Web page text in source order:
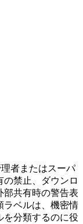
者またはスーパ
禁止、ダウンロ
部共有時の警告表
ラベルは、機密情
を分類するのに役